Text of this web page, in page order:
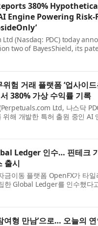
380%
Engine Powering Risk-
Ltd (Nasdaq: PDC) today
two of BayesShield, its
for UpsideOnly .
험 거래 플랫폼 ‘업사이
380% 가상 수익률 기록
Ltd, 나스닥
해 개발한 특허 출원 중인 AI
전 2의 백테스트 결과를 발표했
Ledger 인수… 핀테크
출시
금이동 플랫폼 OpenFX가 타
한 Global Ledger를 인수했다
만 개 이상의 기업 고객을 보유
여형 만남’으로… 오늘의